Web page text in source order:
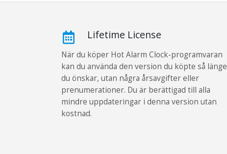
Lifetime License
När du köper Hot Alarm Clock-programvaran
kan du använda den version du köpte så länge
du önskar, utan några årsavgifter eller
prenumerationer. Du är berättigad till alla
mindre uppdateringar i denna version utan
kostnad.